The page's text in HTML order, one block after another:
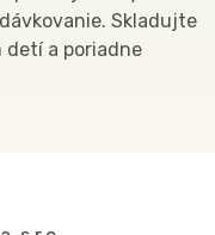
Skladujte
detí a poriadne